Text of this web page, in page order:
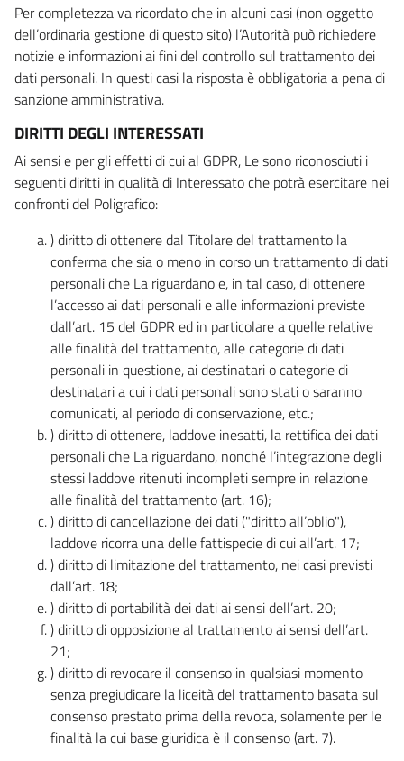
Per completezza va ricordato che in alcuni casi (non oggetto
dell’ordinaria gestione di questo sito) l’Autorità può richiedere
notizie e informazioni ai fini del controllo sul trattamento dei
dati personali. In questi casi la risposta è obbligatoria a pena di
sanzione amministrativa.
DIRITTI DEGLI INTERESSATI
Ai sensi e per gli effetti di cui al GDPR, Le sono riconosciuti i
seguenti diritti in qualità di Interessato che potrà esercitare nei
confronti del Poligrafico:
) diritto di ottenere dal Titolare del trattamento la
conferma che sia o meno in corso un trattamento di dati
personali che La riguardano e, in tal caso, di ottenere
l’accesso ai dati personali e alle informazioni previste
dall’art. 15 del GDPR ed in particolare a quelle relative
alle finalità del trattamento, alle categorie di dati
personali in questione, ai destinatari o categorie di
destinatari a cui i dati personali sono stati o saranno
comunicati, al periodo di conservazione, etc.;
) diritto di ottenere, laddove inesatti, la rettifica dei dati
personali che La riguardano, nonché l’integrazione degli
stessi laddove ritenuti incompleti sempre in relazione
alle finalità del trattamento (art. 16);
) diritto di cancellazione dei dati ("diritto all’oblio"),
laddove ricorra una delle fattispecie di cui all’art. 17;
) diritto di limitazione del trattamento, nei casi previsti
dall’art. 18;
) diritto di portabilità dei dati ai sensi dell’art. 20;
) diritto di opposizione al trattamento ai sensi dell’art.
21;
) diritto di revocare il consenso in qualsiasi momento
senza pregiudicare la liceità del trattamento basata sul
consenso prestato prima della revoca, solamente per le
finalità la cui base giuridica è il consenso (art. 7).